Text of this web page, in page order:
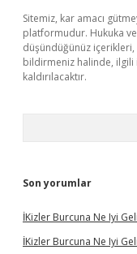
Sitemiz, kar amacı
platformudur. Hukuka
düşündüğünüz içerikleri,
bildirmeniz halinde,
kaldırılacaktır.
Son yorumlar
İKizler Burcuna Ne Iyi
İKizler Burcuna Ne Iyi